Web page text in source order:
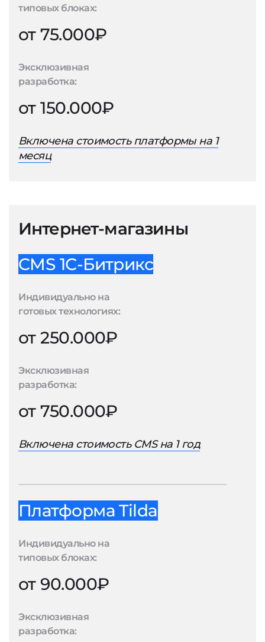
типовых блоках:
от 75.000₽
Эксклюзивная
разработка:
от 150.000₽
Включена стоимость платформы на 1
месяц
Интернет-магазины
CMS 1С-Битрикс
Индивидуально на
готовых технологиях:
от 250.000₽
Эксклюзивная
разработка:
от 750.000₽
Включена стоимость CMS на 1 год
Платформа Tilda
Индивидуально на
типовых блоках:
от 90.000₽
Эксклюзивная
разработка: